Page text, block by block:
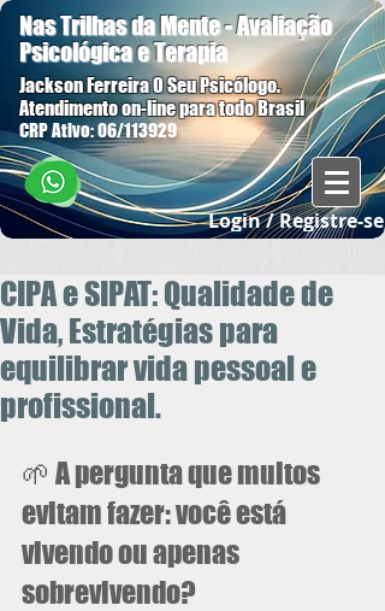
Login / Registre-se
Nas Trilhas da Mente - Avaliação
Psicológica e Terapia
Jackson Ferreira O Seu Psicólogo.
Atendimento on-line para todo Brasil
CRP Ativo: 06/113929
CIPA e SIPAT: Qualidade de
Vida, Estratégias para
equilibrar vida pessoal e
profissional.
🌱 A pergunta que muitos
evitam fazer: você está
vivendo ou apenas
sobrevivendo?